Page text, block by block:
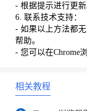
- 根据提示进行更新
6. 联系技术支持：
- 如果以上方法都
帮助。
- 您可以在Chrome
相关教程